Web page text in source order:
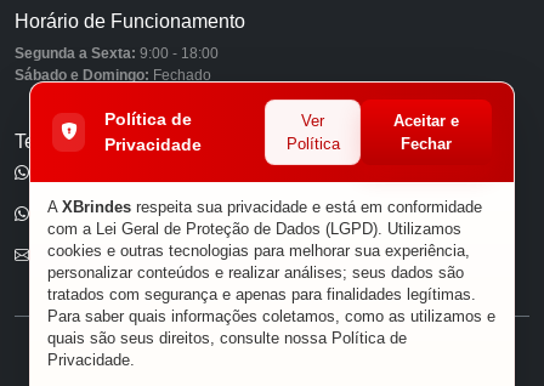
Horário de Funcionamento
Segunda a Sexta: 9:00 - 18:00
Sábado e Domingo: Fechado
Telefones
(11) 96585-7462
E-mail
® XBRINDES
Política de
Privacidade
Ver
Política
Aceitar e
Fechar
A XBrindes respeita sua privacidade e está em conformidade
com a Lei Geral de Proteção de Dados (LGPD). Utilizamos
cookies e outras tecnologias para melhorar sua experiência,
personalizar conteúdos e realizar análises; seus dados são
tratados com segurança e apenas para finalidades legítimas.
Para saber quais informações coletamos, como as utilizamos e
quais são seus direitos, consulte nossa Política de
Privacidade.